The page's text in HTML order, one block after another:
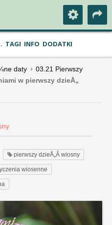
TAGI INFO DODATKI
daty
03.21 Pierwszy
w pierwszy dzieÅ„
pierwszy dzieÅ„Â wiosny
wiosenne